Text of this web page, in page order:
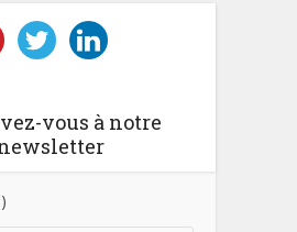
vous à notre